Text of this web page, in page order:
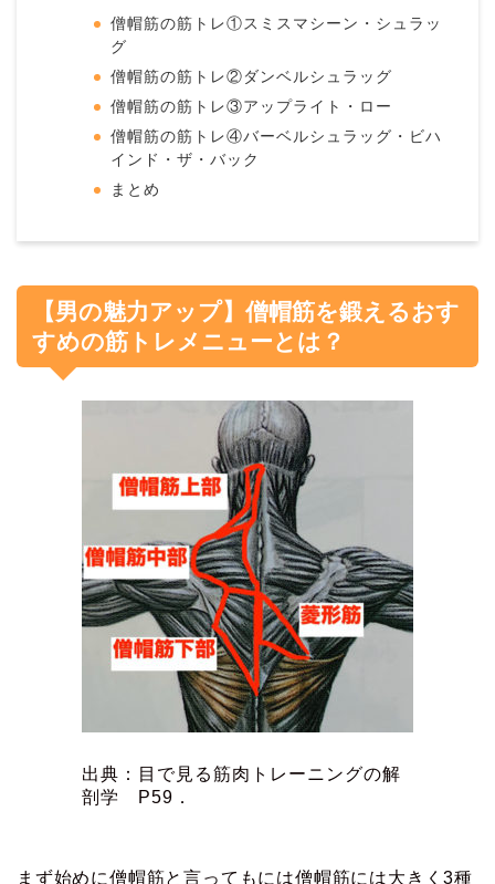
僧帽筋の筋トレ①スミスマシーン・シュラッ
グ
僧帽筋の筋トレ②ダンベルシュラッグ
僧帽筋の筋トレ③アップライト・ロー
僧帽筋の筋トレ④バーベルシュラッグ・ビハ
インド・ザ・バック
まとめ
【男の魅力アップ】僧帽筋を鍛えるおす
すめの筋トレメニューとは？
出典：目で見る筋肉トレーニングの解
剖学 P59．
まず始めに僧帽筋と言ってもには僧帽筋には大きく3種